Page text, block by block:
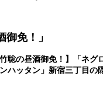
御免！」
竹聡の昼酒御免！】「ネグ
ンハッタン」新宿三丁目